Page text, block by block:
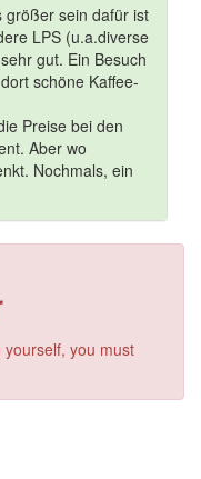
größer sein dafür ist
LPS (u.a.diverse
gut. Ein Besuch
schöne Kaffee-
Preise bei den
Aber wo
Nochmals, ein
you must